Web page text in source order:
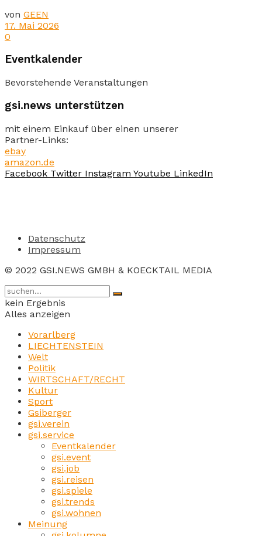
von GEEN
17. Mai 2026
0
Eventkalender
Bevorstehende Veranstaltungen
gsi.news unterstützen
mit einem Einkauf über einen unserer
Partner-Links:
ebay
amazon.de
Facebook Twitter Instagram Youtube LinkedIn
Datenschutz
Impressum
© 2022 GSI.NEWS GMBH & KOECKTAIL MEDIA
kein Ergebnis
Alles anzeigen
Vorarlberg
LIECHTENSTEIN
Welt
Politik
WIRTSCHAFT/RECHT
Kultur
Sport
Gsiberger
gsi.verein
gsi.service
Eventkalender
gsi.event
gsi.job
gsi.reisen
gsi.spiele
gsi.trends
gsi.wohnen
Meinung